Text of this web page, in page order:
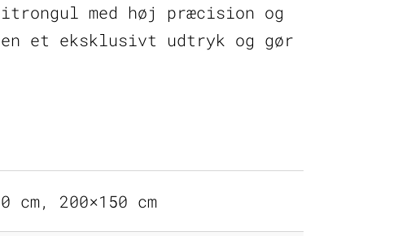
med høj præcision og
et eksklusivt udtryk og gør
cm, 200×150 cm